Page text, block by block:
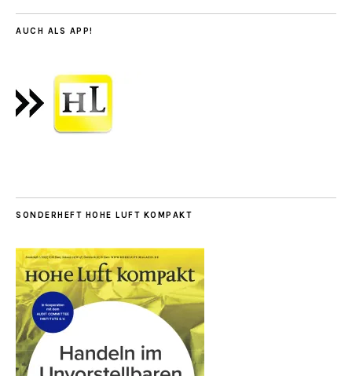
AUCH ALS APP!
SONDERHEFT HOHE LUFT KOMPAKT